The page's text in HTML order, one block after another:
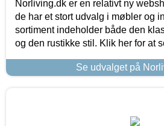
Norliving.dk er en relativt ny
de har et stort udvalg i møbler og
sortiment indeholder både den
og den rustikke stil. Klik her for at
Se udvalget på